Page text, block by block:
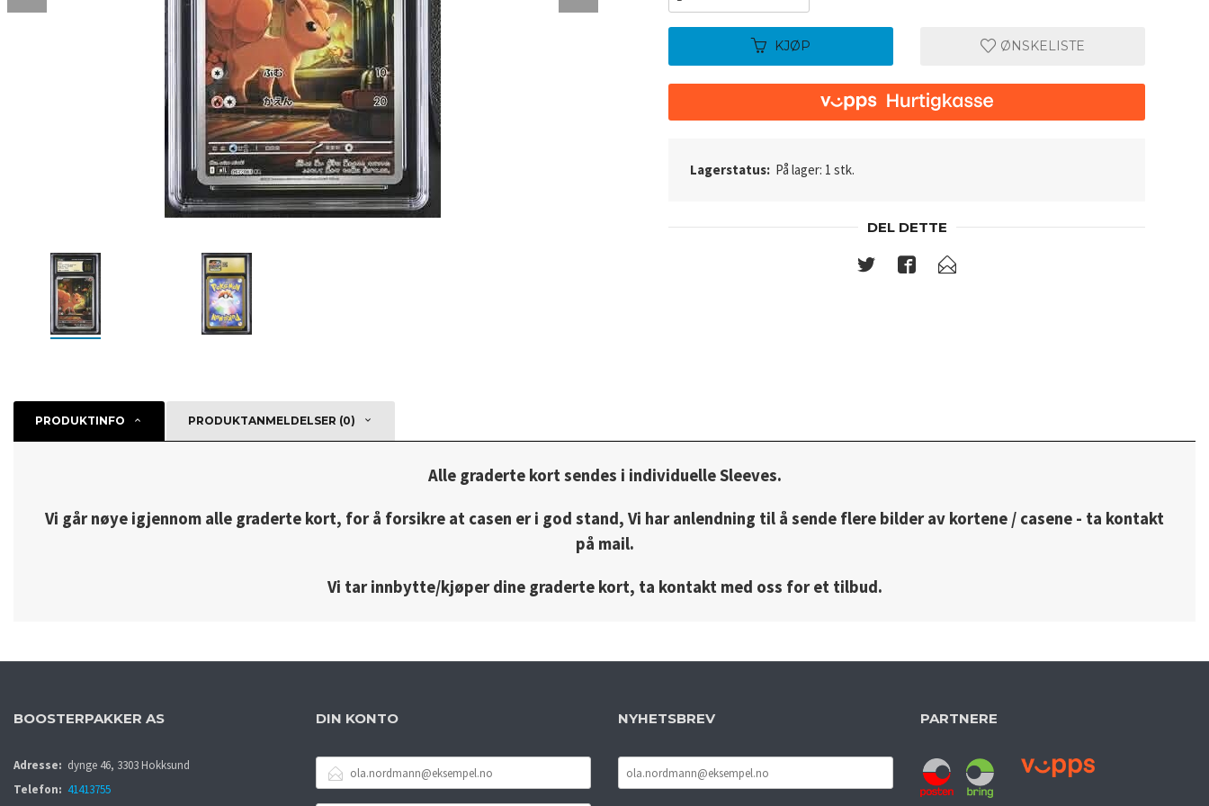
KJØP ØNSKELISTE
Lagerstatus: På lager: 1 stk.
DEL DETTE
PRODUKTINFO PRODUKTANMELDELSER (0)
Alle graderte kort sendes i individuelle Sleeves.
Vi går nøye igjennom alle graderte kort, for å forsikre at casen er i god stand, Vi har anlendning til å sende flere bilder av kortene / casene - ta kontakt
på mail.
Vi tar innbytte/kjøper dine graderte kort, ta kontakt med oss for et tilbud.
BOOSTERPAKKER AS
Adresse: dynge 46, 3303 Hokksund
Telefon: 41413755
DIN KONTO
POSTADRESSE
NYHETSBREV PARTNERE